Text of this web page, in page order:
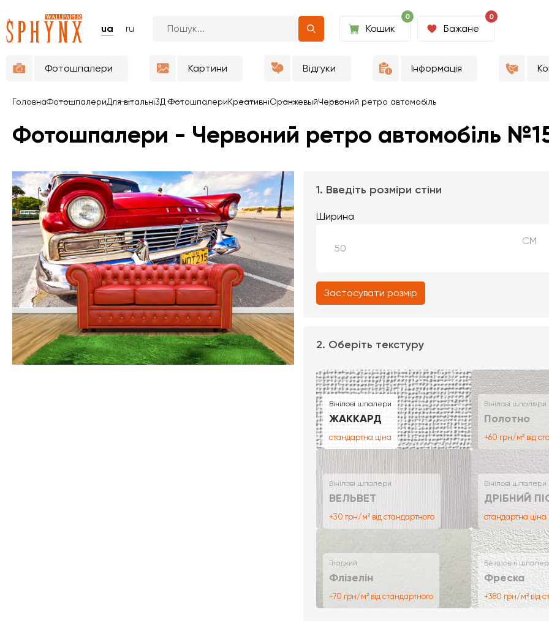
ua ru
0
Кошик
0
Бажане
Фотошпалери Картини Відгуки Інформація
ГоловнаФотошпалериДля вітальні3Д ФотошпалериКреативніОранжевыйЧервоний ретро автомобіль
Фотошпалери - Червоний ретро автомобіль
1. Введіть розміри стіни
Ширина
СМ
Застосувати розмір
2. Оберіть текстуру
Вінілові шпалери
ЖАККАРД
стандартна ціна
Вінілові шпалери
Полотно
+60 грн/м² від
Вінілові шпалери
ВЕЛЬВЕТ
+30 грн/м² від стандартного
Вінілові шпалери
ДРІБНИЙ
стандартна ціна
Гладкий
Флізелін
-70 грн/м² від стандартного
Безшовні
Фреска
+380 грн/м² від